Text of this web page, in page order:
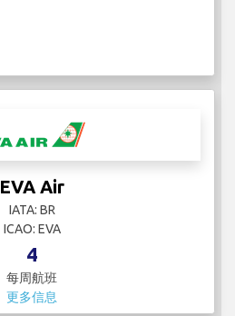
EVA Air
IATA: BR
ICAO: EVA
4
每周航班
更多信息